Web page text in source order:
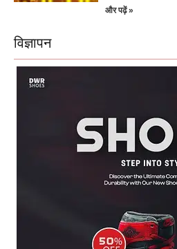
और पढ़ें »
विज्ञापन